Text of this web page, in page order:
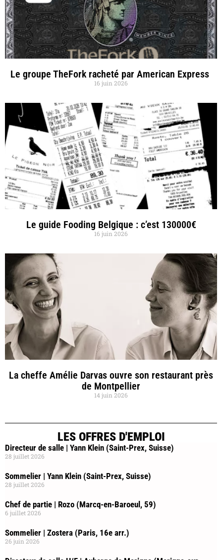
Le groupe TheFork racheté par American Express
16 juin 2026
Le guide Fooding Belgique : c’est 130000€
16 juin 2026
La cheffe Amélie Darvas ouvre son restaurant près
de Montpellier
14 juin 2026
LES OFFRES D'EMPLOI
Directeur de salle | Yann Klein (Saint-Prex, Suisse)
28 juillet 2026
Sommelier | Yann Klein (Saint-Prex, Suisse)
28 juillet 2026
Chef de partie | Rozo (Marcq-en-Baroeul, 59)
6 juillet 2026
Sommelier | Zostera (Paris, 16e arr.)
26 juin 2026